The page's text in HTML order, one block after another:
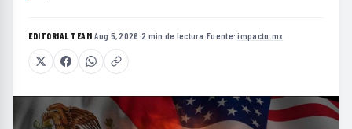
EDITORIAL TEAM·Aug 5, 2026 ·2 min de lectura ·Fuente:impacto.mx